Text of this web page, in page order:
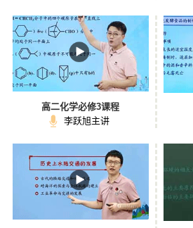
高二化学必修3课程
李跃旭主讲